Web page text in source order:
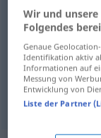
impicciom
guaiom
Wir und
Folgendes
Genaue
Identifikation aktiv
Informationen auf
Messung von
Entwicklung von
Liste der Partner